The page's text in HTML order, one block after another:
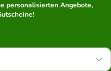
personalisierten Angebote,